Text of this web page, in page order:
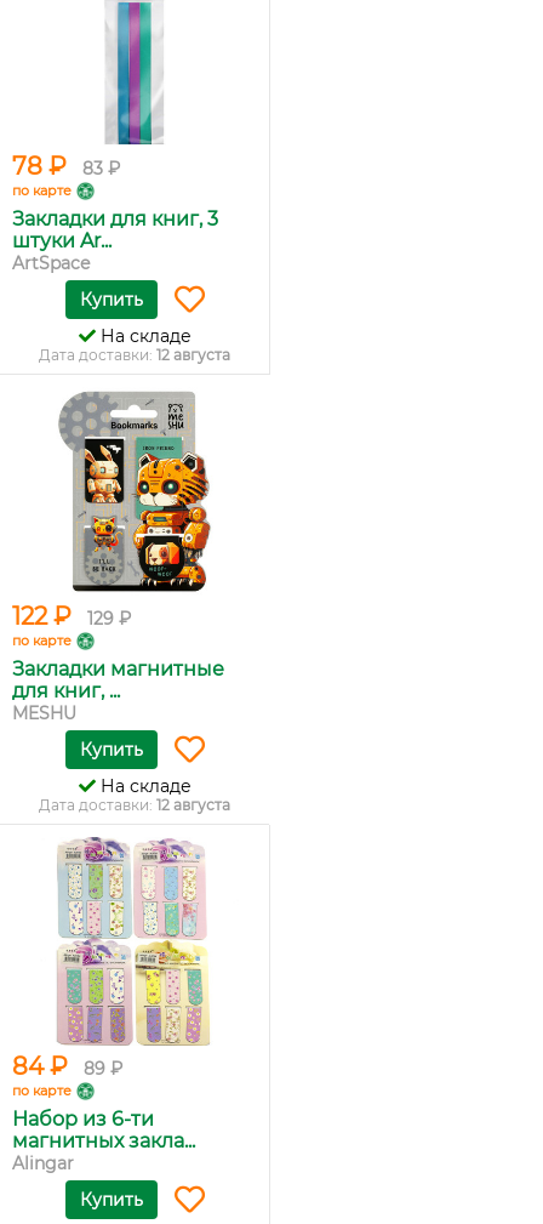
78 ₽ 83 ₽
по карте
Закладки для книг, 3
штуки Ar...
ArtSpace
Купить
На складе
Дата доставки: 12 августа
122 ₽ 129 ₽
по карте
Закладки магнитные
для книг, ...
MESHU
Купить
На складе
Дата доставки: 12 августа
84 ₽ 89 ₽
по карте
Набор из 6-ти
магнитных закла...
Alingar
Купить